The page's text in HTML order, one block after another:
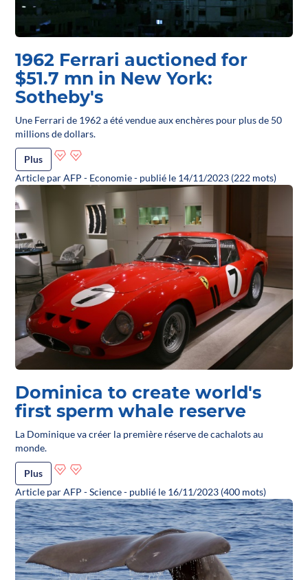
1962 Ferrari auctioned for
$51.7 mn in New York:
Sotheby's
Une Ferrari de 1962 a été vendue aux enchères pour plus de 50
millions de dollars.
Plus
Article par AFP - Economie - publié le 14/11/2023 (222 mots)
Dominica to create world's
first sperm whale reserve
La Dominique va créer la première réserve de cachalots au
monde.
Plus
Article par AFP - Science - publié le 16/11/2023 (400 mots)